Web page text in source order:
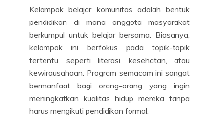
Kelompok belajar komunitas adalah bentuk
pendidikan di mana anggota masyarakat
berkumpul untuk belajar bersama. Biasanya,
kelompok ini berfokus pada topik-topik
tertentu, seperti literasi, kesehatan, atau
kewirausahaan. Program semacam ini sangat
bermanfaat bagi orang-orang yang ingin
meningkatkan kualitas hidup mereka tanpa
harus mengikuti pendidikan formal.